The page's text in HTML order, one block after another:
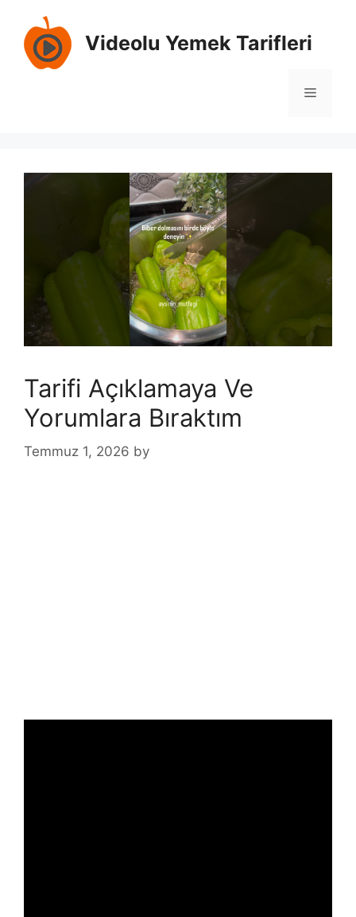
content
Videolu Yemek Tarifleri
Menu
Tarifi Açıklamaya Ve
Yorumlara Bıraktım
Temmuz 1, 2026 by